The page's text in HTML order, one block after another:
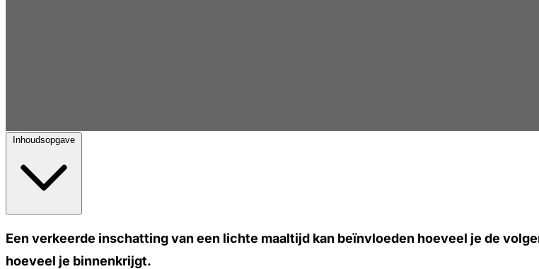
Inhoudsopgave
Een verkeerde inschatting van een lichte maaltijd kan beïnvloeden hoeveel je de
hoeveel je binnenkrijgt.